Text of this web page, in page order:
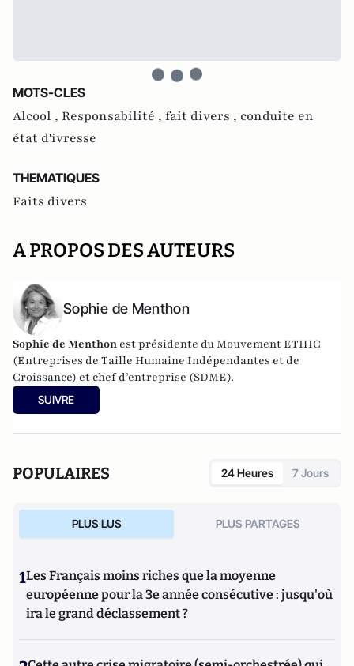
MOTS-CLES
Alcool , Responsabilité , fait divers , conduite en
état d'ivresse
THEMATIQUES
Faits divers
A PROPOS DES AUTEURS
Sophie de Menthon
Sophie de Menthon est présidente du Mouvement ETHIC
(Entreprises de Taille Humaine Indépendantes et de
Croissance) et chef d’entreprise (SDME).
SUIVRE
POPULAIRES 24 Heures 7 Jours
PLUS LUS PLUS PARTAGES
1Les Français moins riches que la moyenne
européenne pour la 3e année consécutive : jusqu'où
ira le grand déclassement ?